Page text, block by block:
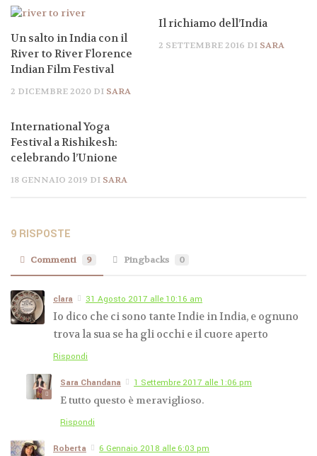
Un salto in India con il
River to River Florence
Indian Film Festival
2 DICEMBRE 2020 DI SARA
Il richiamo dell’India
2 SETTEMBRE 2016 DI SARA
International Yoga
Festival a Rishikesh:
celebrando l’Unione
18 GENNAIO 2019 DI SARA
9 RISPOSTE
Commenti 9 Pingbacks 0
clara 31 Agosto 2017 alle 10:16 am
Io dico che ci sono tante Indie in India, e ognuno
trova la sua se ha gli occhi e il cuore aperto
Rispondi
Sara Chandana 1 Settembre 2017 alle 1:06 pm
E tutto questo è meraviglioso.
Rispondi
Roberta 6 Gennaio 2018 alle 6:03 pm